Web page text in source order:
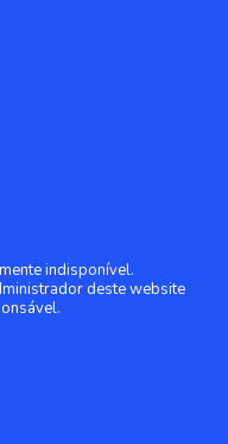
indisponível.
deste website